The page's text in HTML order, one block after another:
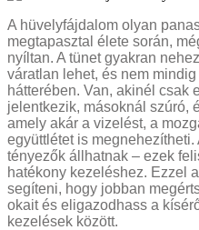
A hüvelyfájdalom olyan
megtapasztal élete során,
nyíltan. A tünet gyakran
váratlan lehet, és nem
hátterében. Van, akinél csak
jelentkezik, másoknál szúró,
amely akár a vizelést, a
együttlétet is
tényezők állhatnak – ezek
hatékony kezeléshez. Ezzel
segíteni, hogy jobban
okait és eligazodhass a
kezelések között.